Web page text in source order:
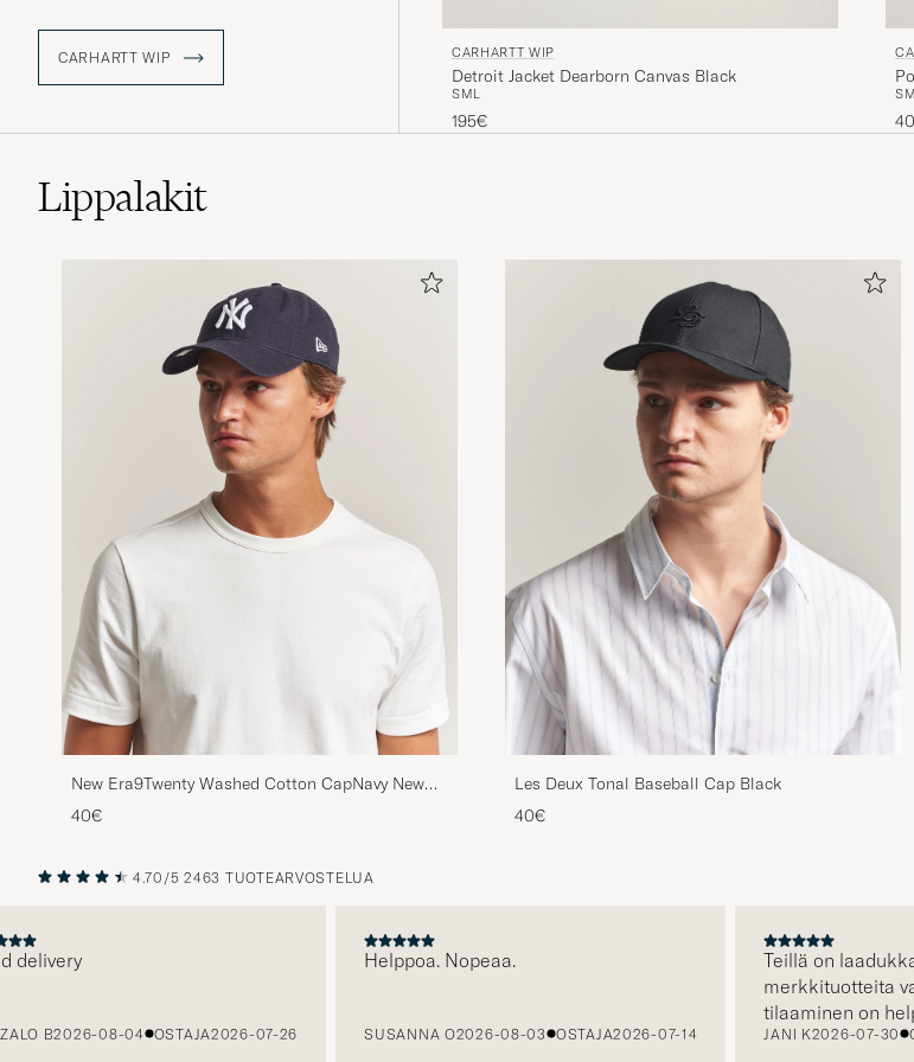
muotoilua ja laatua, pysyen samalla
uskollisena Carharttin alkuperälle.
Yhdistämällä urbaanin katumuodin ja
CARHARTT WIP CARHARTT WIP
Detroit Jacket Dearborn Canvas Black
SML
195€
SM
Lippalakit
New Era9Twenty Washed Cotton CapNavy New
York Yankees
40€
Les Deux Tonal Baseball Cap Black
40€
EDELLINEN
4.70/5 2463 TUOTEARVOSTELUA
B 2026-08-04 OSTAJA2026-07-26
Helppoa. Nopeaa.
SUSANNA O2026-08-03 OSTAJA2026-07-14
Teillä on laadukkaita
merkkituotteita
tilaaminen on
sekä
JANI K 2026-07-30